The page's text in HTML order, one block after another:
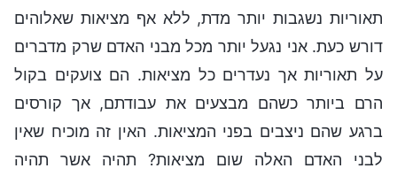
תאוריות נשגבות יותר מדת, ללא אף מציאות שאלוהים
דורש כעת. אני נגעל יותר מכל מבני האדם שרק מדברים
על תאוריות אך נעדרים כל מציאות. הם צועקים בקול
הרם ביותר כשהם מבצעים את עבודתם, אך קורסים
ברגע שהם ניצבים בפני המציאות. האין זה מוכיח שאין
לבני האדם האלה שום מציאות? תהיה אשר תהיה